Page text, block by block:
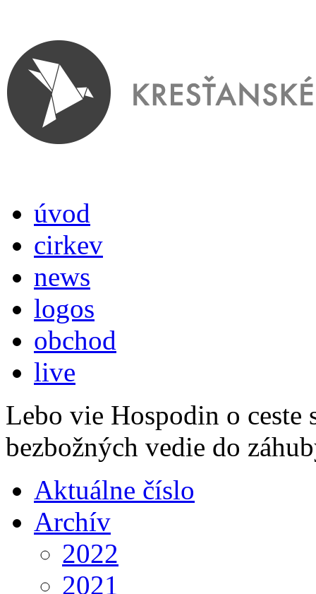
úvod
cirkev
news
logos
obchod
live
Lebo vie Hospodin o ceste
bezbožných vedie do
Aktuálne číslo
Archív
2022
2021